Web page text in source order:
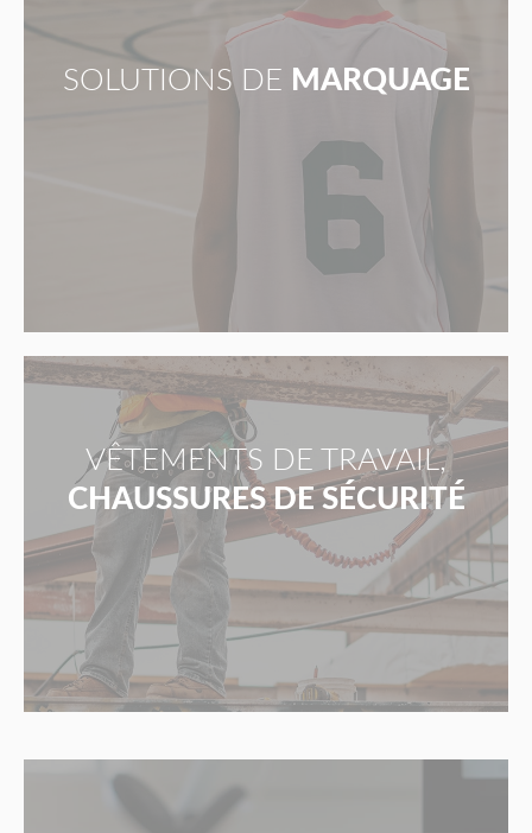
SOLUTIONS DE MARQUAGE
VÊTEMENTS DE TRAVAIL,
CHAUSSURES DE SÉCURITÉ